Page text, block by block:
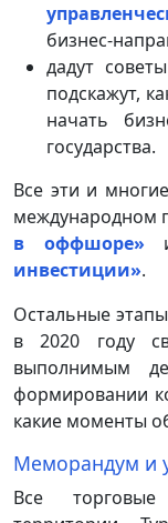
бизнес-
дадут советы
подскажут,
начать
государства.
Все эти и
международном
в оффшоре»
инвестиции».
Остальные
в 2020 году
выполнимым
формировании
какие моменты
Меморандум и
Все